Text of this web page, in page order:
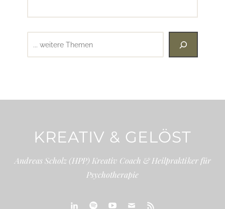
KREATIV & GELÖST
Andreas Scholz (HPP) Kreativ Coach & Heilpraktiker für
Psychotherapie